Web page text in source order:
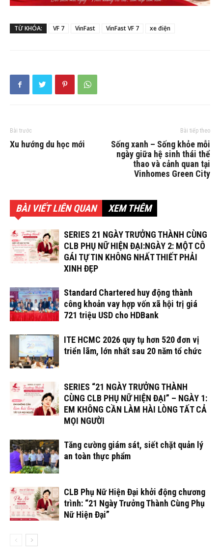
TỪ KHÓA: VF 7 VinFast VinFast VF 7 xe điện
Bài trước
Xu hướng du học mới
Bài tiếp theo
Sống xanh – Sống khỏe mỗi
ngày giữa hệ sinh thái thể
thao và cảnh quan tại
Vinhomes Green City
BÀI VIẾT LIÊN QUAN XEM THÊM
SERIES 21 NGÀY TRƯỞNG THÀNH CÙNG
CLB PHỤ NỮ HIỆN ĐẠI:NGÀY 2: MỘT CÔ
GÁI TỰ TIN KHÔNG NHẤT THIẾT PHẢI
XINH ĐẸP
Standard Chartered huy động thành
công khoản vay hợp vốn xã hội trị giá
721 triệu USD cho HDBank
ITE HCMC 2026 quy tụ hơn 520 đơn vị
triển lãm, lớn nhất sau 20 năm tổ chức
SERIES “21 NGÀY TRƯỞNG THÀNH
CÙNG CLB PHỤ NỮ HIỆN ĐẠI” – NGÀY 1:
EM KHÔNG CẦN LÀM HÀI LÒNG TẤT CẢ
MỌI NGƯỜI
Tăng cường giám sát, siết chặt quản lý
an toàn thực phẩm
CLB Phụ Nữ Hiện Đại khởi động chương
trình: “21 Ngày Trưởng Thành Cùng Phụ
Nữ Hiện Đại”